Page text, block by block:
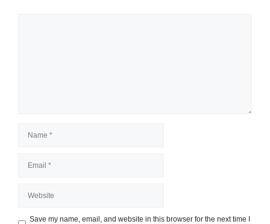
Save my name, email, and website in this browser for the next time I